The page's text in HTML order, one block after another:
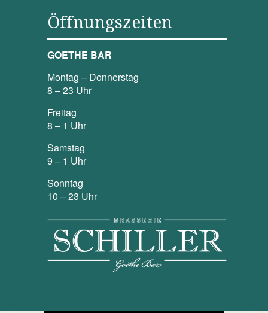
Öffnungszeiten
GOETHE BAR
Montag – Donnerstag
8 – 23 Uhr
Freitag
8 – 1 Uhr
Samstag
9 – 1 Uhr
Sonntag
10 – 23 Uhr